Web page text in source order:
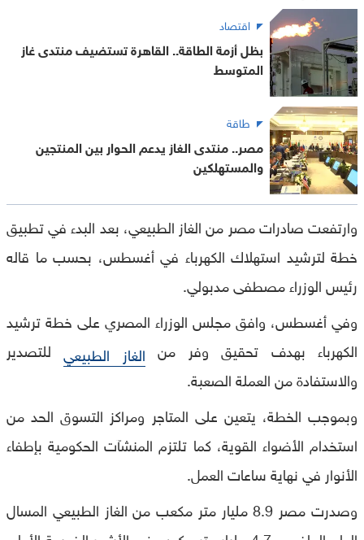
اقتصاد
بظل أزمة الطاقة.. القاهرة تستضيف منتدى غاز
المتوسط
طاقة
مصر.. منتدى الغاز يدعم الحوار بين المنتجين
والمستهلكين
وارتفعت صادرات مصر من الغاز الطبيعي، بعد البدء في تطبيق
خطة لترشيد استهلاك الكهرباء في أغسطس، بحسب ما قاله
رئيس الوزراء مصطفى مدبولي.
وفي أغسطس، وافق مجلس الوزراء المصري على خطة ترشيد
الكهرباء بهدف تحقيق وفر من الغاز الطبيعي للتصدير
والاستفادة من العملة الصعبة.
وبموجب الخطة، يتعين على المتاجر ومراكز التسوق الحد من
استخدام الأضواء القوية، كما تلتزم المنشآت الحكومية بإطفاء
الأنوار في نهاية ساعات العمل.
وصدرت مصر 8.9 مليار متر مكعب من الغاز الطبيعي المسال